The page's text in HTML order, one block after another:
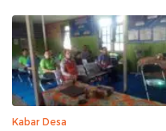
Kabar Desa